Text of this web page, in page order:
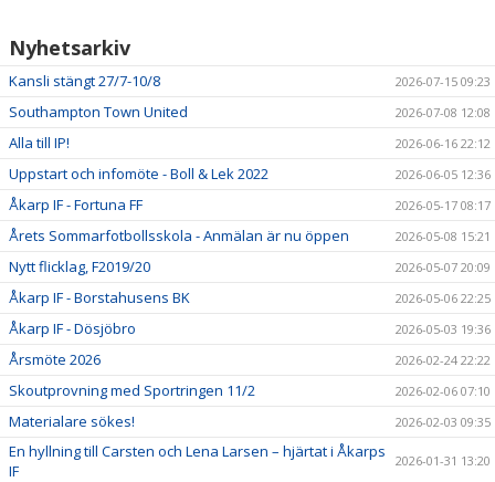
Nyhetsarkiv
Kansli stängt 27/7-10/8 2026-07-15 09:23
Southampton Town United 2026-07-08 12:08
Alla till IP! 2026-06-16 22:12
Uppstart och infomöte - Boll & Lek 2022 2026-06-05 12:36
Åkarp IF - Fortuna FF 2026-05-17 08:17
Årets Sommarfotbollsskola - Anmälan är nu öppen 2026-05-08 15:21
Nytt flicklag, F2019/20 2026-05-07 20:09
Åkarp IF - Borstahusens BK 2026-05-06 22:25
Åkarp IF - Dösjöbro 2026-05-03 19:36
Årsmöte 2026 2026-02-24 22:22
Skoutprovning med Sportringen 11/2 2026-02-06 07:10
Materialare sökes! 2026-02-03 09:35
En hyllning till Carsten och Lena Larsen – hjärtat i Åkarps
IF
2026-01-31 13:20